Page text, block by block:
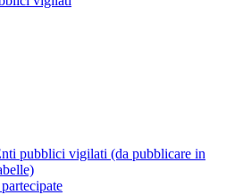
pubblici vigilati (da pubblicare in